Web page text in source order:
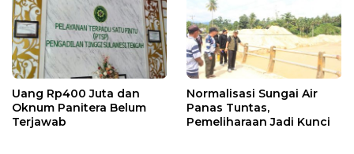
Uang Rp400 Juta dan
Oknum Panitera Belum
Terjawab
Normalisasi Sungai Air
Panas Tuntas,
Pemeliharaan Jadi Kunci